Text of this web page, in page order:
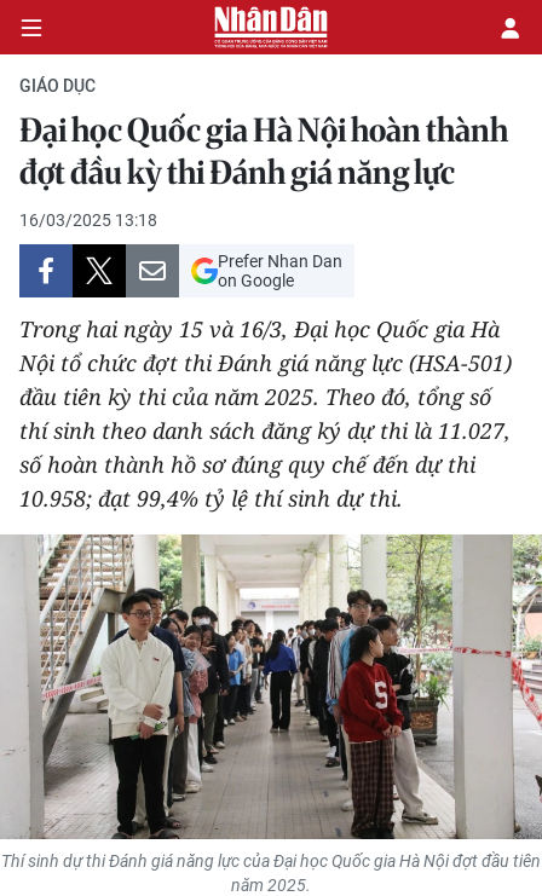
CHÍNH TRỊ
KINH TẾ
VĂN HÓA
XÃ HỘI
PHÁP LUẬT
DU LỊCH
THẾ GIỚI
THỂ THAO
GIÁO DỤC
Y TẾ
KHOA HỌC - CÔNG NGHỆ
MÔI TRƯỜNG
BẠN ĐỌC
GIÁO DỤC
Đại học Quốc gia Hà Nội hoàn thành
đợt đầu kỳ thi Đánh giá năng lực
16/03/2025 13:18
Prefer Nhan Dan
on Google
Trong hai ngày 15 và 16/3, Đại học Quốc gia Hà
Nội tổ chức đợt thi Đánh giá năng lực (HSA-501)
đầu tiên kỳ thi của năm 2025. Theo đó, tổng số
thí sinh theo danh sách đăng ký dự thi là 11.027,
số hoàn thành hồ sơ đúng quy chế đến dự thi
10.958; đạt 99,4% tỷ lệ thí sinh dự thi.
Thí sinh dự thi Đánh giá năng lực của Đại học Quốc gia Hà Nội đợt đầu tiên
năm 2025.